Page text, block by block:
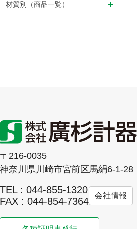
材質別（商品一覧）
〒216-0035
神奈川県川崎市宮前区馬絹6-1-28
TEL : 044-855-1320
FAX : 044-854-7364
会社情報